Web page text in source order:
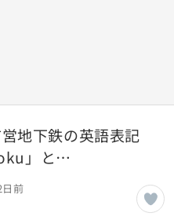
地下鉄の英語表記
」と
」が混在しているの
台市】
日前